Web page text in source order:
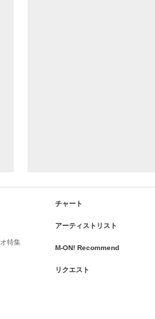
特集
チャート
アーティストリスト
M-ON! Recommend
リクエスト